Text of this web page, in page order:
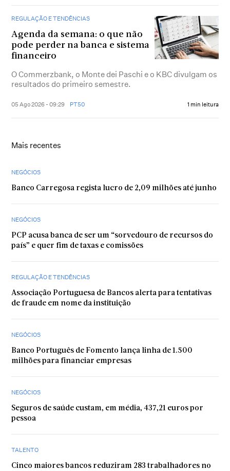
REGULAÇÃO E TENDÊNCIAS
Agenda da semana: o que não
pode perder na banca e sistema
financeiro
O Commerzbank, o Monte dei Paschi e o KBC divulgam os
resultados do primeiro semestre.
05 Ago 2026 - 09:29 PT50 1 min leitura
Mais recentes
NEGÓCIOS
Banco Carregosa regista lucro de 2,09 milhões até junho
NEGÓCIOS
PCP acusa banca de ser um “sorvedouro de recursos do
país” e quer fim de taxas e comissões
REGULAÇÃO E TENDÊNCIAS
Associação Portuguesa de Bancos alerta para tentativas
de fraude em nome da instituição
NEGÓCIOS
Banco Português de Fomento lança linha de 1.500
milhões para financiar empresas
NEGÓCIOS
Seguros de saúde custam, em média, 437,21 euros por
pessoa
TALENTO
Cinco maiores bancos reduziram 283 trabalhadores no